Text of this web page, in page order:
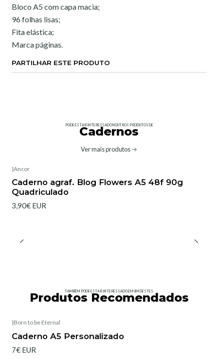
Bloco A5 com capa macia;
96 folhas lisas;
Fita elástica;
Marca páginas.
PARTILHAR ESTE PRODUTO
PODE ESTAR INTERESSADO NOUTROS PRODUTOS DE
Cadernos
Ver mais produtos
|Ancor
Caderno agraf. Blog Flowers A5 48f 90g
Quadriculado
3,90€ EUR
TAMBÉM PODE ESTAR INTERESSADO EM UM DESTES
Produtos Recomendados
|Born to be Eternal
Caderno A5 Personalizado
7€ EUR